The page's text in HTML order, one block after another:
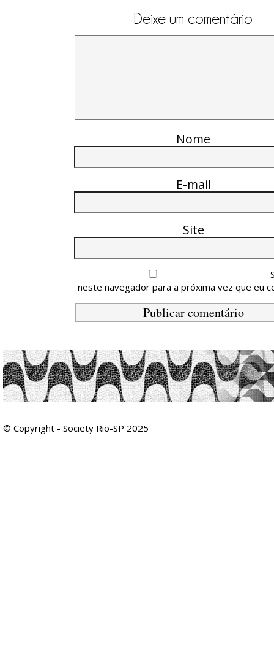
Deixe um comentário
Nome
E-mail
Site
neste navegador para a próxima vez que eu
© Copyright - Society Rio-SP 2025